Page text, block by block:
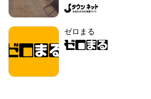
ゼロまる